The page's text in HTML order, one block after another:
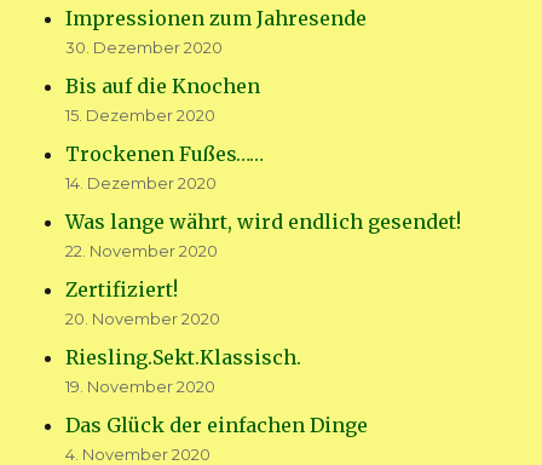
Impressionen zum Jahresende
30. Dezember 2020
Bis auf die Knochen
15. Dezember 2020
Trockenen Fußes……
14. Dezember 2020
Was lange währt, wird endlich gesendet!
22. November 2020
Zertifiziert!
20. November 2020
Riesling.Sekt.Klassisch.
19. November 2020
Das Glück der einfachen Dinge
4. November 2020